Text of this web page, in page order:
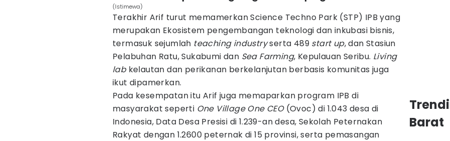
(Istimewa)
Terakhir Arif turut memamerkan Science Techno Park (STP) IPB yang
merupakan Ekosistem pengembangan teknologi dan inkubasi bisnis,
termasuk sejumlah teaching industryserta 489 start up, dan Stasiun
Pelabuhan Ratu, Sukabumi dan Sea Farming, Kepulauan Seribu. Living
lab kelautan dan perikanan berkelanjutan berbasis komunitas juga
ikut dipamerkan.
Pada kesempatan itu Arif juga memaparkan program IPB di
masyarakat seperti One Village One CEO(Ovoc) di 1.043 desa di
Indonesia, Data Desa Presisi di 1.239-an desa, Sekolah Peternakan
Rakyat dengan 1.2600 peternak di 15 provinsi, serta pemasangan
Barat